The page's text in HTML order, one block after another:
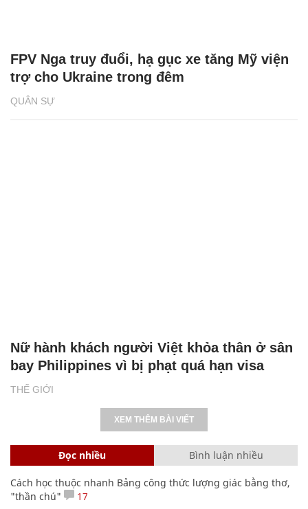
QUÂN SỰ
FPV Nga truy đuổi, hạ gục xe tăng Mỹ viện
trợ cho Ukraine trong đêm
THẾ GIỚI
Nữ hành khách người Việt khỏa thân ở sân
bay Philippines vì bị phạt quá hạn visa
XEM THÊM BÀI VIẾT
Đọc nhiều Bình luận nhiều
Cách học thuộc nhanh Bảng công thức lượng giác bằng thơ,
"thần chú"
17